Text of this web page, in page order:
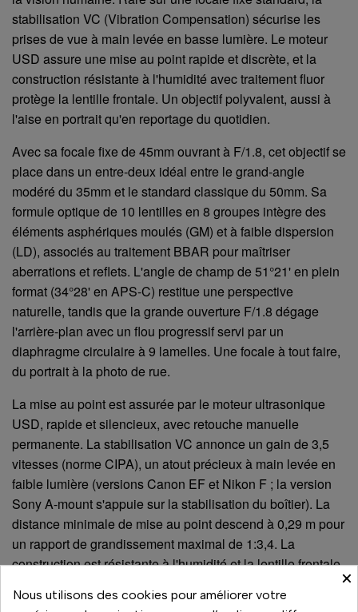
stabilisation VC (Vibration Compensation) sécurise les
prises de vue à main levée en basse lumière. Le moteur
USD assure une mise au point rapide et discrète, et la
construction résistante à l'humidité avec traitement fluor
protège la lentille frontale. Un objectif polyvalent, aussi à
l'aise en portrait qu'en reportage du quotidien.
Avec sa focale fixe de 45mm ouvrant à F/1.8, cet objectif se
place dans un entre-deux idéal entre le grand-angle
modéré du 35mm et le standard classique du 50mm. Sa
formule optique de 10 lentilles en 8 groupes intègre des
éléments asphériques moulés (GM) et à faible dispersion
(LD), associés au traitement BBAR pour maîtriser
aberrations et reflets. L'angle de champ de 51°21' en plein
format (34°28' en APS-C) restitue une perspective
naturelle, tandis que la grande ouverture F/1.8 dégage
l'arrière-plan avec un flou progressif servi par un
diaphragme circulaire à 9 lamelles. Une focale à tout faire,
du portrait à la photo de rue.
La mise au point est assurée par le moteur ultrasonique
USD, rapide et silencieux, avec retouche manuelle
permanente. La stabilisation VC annonce un gain de 3,5
vitesses (norme CIPA), un atout précieux à main levée en
faible lumière (versions Canon EF et Nikon F ; la version
Sony A-mount s'appuie sur la stabilisation du boîtier). La
distance minimale de mise au point descend à 0,29 m pour
un rapport de grandissement maximal de 1:3,4. La
construction est résistante à l'humidité et la lentille frontale
en 67 mm, pour un diamètre maximal de 80,4 mm. Selon la
×
Nous utilisons des cookies pour améliorer votre